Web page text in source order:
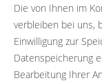
Die von Ihnen im
verbleiben bei uns,
Einwilligung zur
Datenspeicherung
Bearbeitung Ihrer